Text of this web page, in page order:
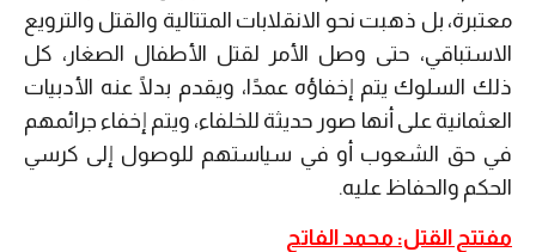
معتبرة، بل ذهبت نحو الانقلابات المتتالية والقتل والترويع
الاستباقي، حتى وصل الأمر لقتل الأطفال الصغار، كل
ذلك السلوك يتم إخفاؤه عمدًا، ويقدم بدلًا عنه الأدبيات
العثمانية على أنها صور حديثة للخلفاء، ويتم إخفاء جرائمهم
في حق الشعوب أو في سياستهم للوصول إلى كرسي
الحكم والحفاظ عليه.
مفتتح القتل: محمد الفاتح